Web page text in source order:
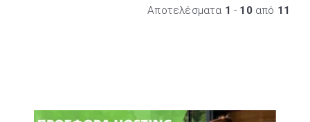
Αποτελέσματα 1 - 10από 11